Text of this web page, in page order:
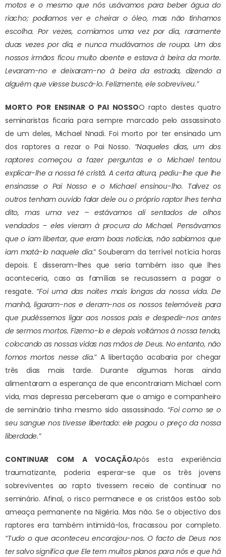
motos e o mesmo que nós usávamos para beber água do
riacho; podíamos ver e cheirar o óleo, mas não tínhamos
escolha. Por vezes, comíamos uma vez por dia, raramente
duas vezes por dia, e nunca mudávamos de roupa. Um dos
nossos irmãos ficou muito doente e estava à beira da morte.
Levaram-no e deixaram-no à beira da estrada, dizendo a
alguém que viesse buscá-lo. Felizmente, ele sobreviveu.”
MORTO POR ENSINAR O PAI NOSSOO rapto destes quatro
seminaristas ficaria para sempre marcado pelo assassinato
de um deles, Michael Nnadi. Foi morto por ter ensinado um
dos raptores a rezar o Pai Nosso. “Naqueles dias, um dos
raptores começou a fazer perguntas e o Michael tentou
explicar-lhe a nossa fé cristã. A certa altura, pediu-lhe que lhe
ensinasse o Pai Nosso e o Michael ensinou-lho. Talvez os
outros tenham ouvido falar dele ou o próprio raptor lhes tenha
dito, mas uma vez – estávamos ali sentados de olhos
vendados – eles vieram à procura do Michael. Pensávamos
que o iam libertar, que eram boas notícias, não sabíamos que
iam matá-lo naquele dia.” Souberam da terrível notícia horas
depois. E disseram-lhes que seria também isso que lhes
aconteceria, caso as famílias se recusassem a pagar o
resgate. “Foi uma das noites mais longas da nossa vida. De
manhã, ligaram-nos e deram-nos os nossos telemóveis para
que pudéssemos ligar aos nossos pais e despedir-nos antes
de sermos mortos. Fizemo-lo e depois voltámos à nossa tenda,
colocando as nossas vidas nas mãos de Deus. No entanto, não
fomos mortos nesse dia.”A libertação acabaria por chegar
três dias mais tarde. Durante algumas horas ainda
alimentaram a esperança de que encontrariam Michael com
vida, mas depressa perceberam que o amigo e companheiro
de seminário tinha mesmo sido assassinado. “Foi como se o
seu sangue nos tivesse libertado: ele pagou o preço da nossa
liberdade.”
CONTINUAR COM A VOCAÇÃOApós esta experiência
traumatizante, poderia esperar-se que os três jovens
sobreviventes ao rapto tivessem receio de continuar no
seminário. Afinal, o risco permanece e os cristãos estão sob
ameaça permanente na Nigéria. Mas não. Se o objectivo dos
raptores era também intimidá-los, fracassou por completo.
“Tudo o que aconteceu encorajou-nos. O facto de Deus nos
ter salvo significa que Ele tem muitos planos para nós e que há